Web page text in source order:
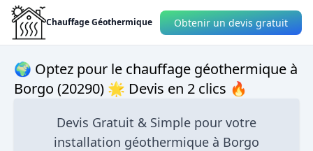
Chauffage Géothermique Obtenir un devis gratuit
🌍 Optez pour le chauffage géothermique à
Borgo (20290) 🌟 Devis en 2 clics 🔥
Devis Gratuit & Simple pour votre
installation géothermique à Borgo